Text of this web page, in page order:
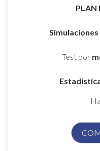
PLAN
Test por